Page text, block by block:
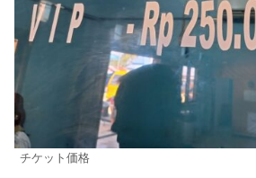
チケット価格